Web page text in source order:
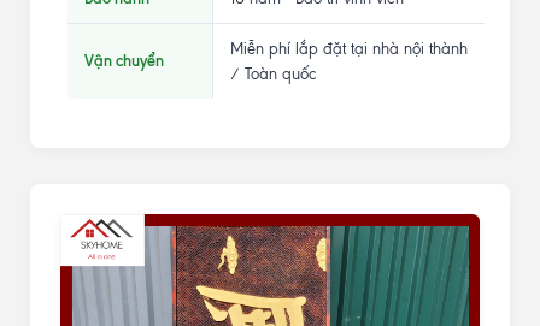
Vận chuyển
Miễn phí lắp đặt tại nhà nội thành
/ Toàn quốc